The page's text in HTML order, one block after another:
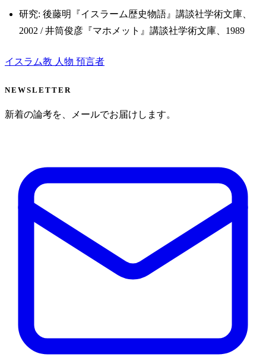
研究: 後藤明『イスラーム歴史物語』講談社学術文庫、
2002 / 井筒俊彦『マホメット』講談社学術文庫、1989
イスラム教 人物 預言者
NEWSLETTER
新着の論考を、メールでお届けします。